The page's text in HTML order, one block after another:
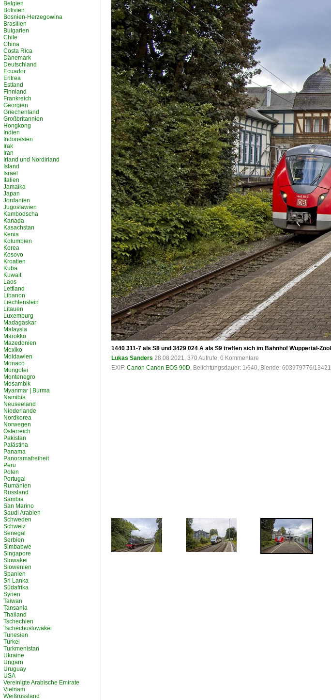
1440 311-7 als S8 und 3429 024 A als S9 treffen sich im Bahnhof Wuppertal-
Lukas Sanders 28.08.2021, 370 Aufrufe, 0 Kommentare
EXIF: Canon Canon EOS 90D, Belichtungsdauer: 1/640, Blende: 603979776/
Belgien
Bolivien
Bosnien-Herzegowina
Brasilien
Bulgarien
Chile
China
Costa Rica
Dänemark
Deutschland
Ecuador
Eritrea
Estland
Finnland
Frankreich
Georgien
Griechenland
Großbritannien
Hongkong
Indien
Indonesien
Irak
Iran
Irland und Nordirland
Island
Israel
Italien
Jamaika
Japan
Jordanien
Jugoslawien
Kambodscha
Kanada
Kasachstan
Kenia
Kolumbien
Korea
Kosovo
Kroatien
Kuba
Kuwait
Laos
Lettland
Libanon
Liechtenstein
Litauen
Luxemburg
Madagaskar
Malaysia
Marokko
Mazedonien
Mexiko
Moldawien
Monaco
Mongolei
Montenegro
Mosambik
Myanmar | Burma
Namibia
Neuseeland
Niederlande
Nordkorea
Norwegen
Österreich
Pakistan
Palästina
Panama
Panoramafreiheit
Peru
Polen
Portugal
Rumänien
Russland
Sambia
San Marino
Saudi Arabien
Schweden
Schweiz
Senegal
Serbien
Simbabwe
Singapore
Slowakei
Slowenien
Spanien
Sri Lanka
Südafrika
Syrien
Taiwan
Tansania
Thailand
Tschechien
Tschechoslowakei
Tunesien
Türkei
Turkmenistan
Ukraine
Ungarn
Uruguay
USA
Vereinigte Arabische Emirate
Vietnam
Weißrussland